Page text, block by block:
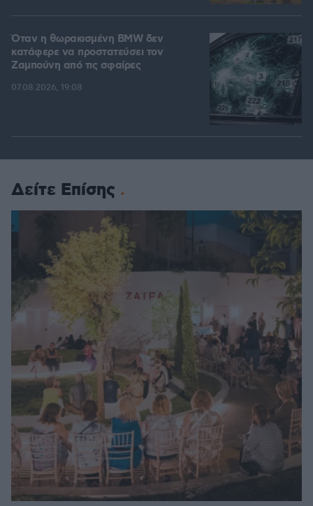
Όταν η θωρακισμένη BMW δεν
κατάφερε να προστατεύσει τον
Ζαμπούνη από τις σφαίρες
07.08.2026, 19:08
Δείτε Επίσης